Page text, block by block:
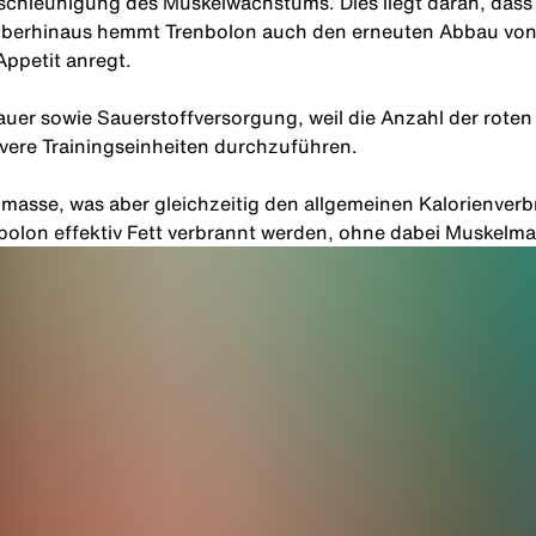
hemmt Trenbolon auch den erneuten Abbau
anregt.
sowie Sauerstoffversorgung, weil die Anzahl der
Trainingseinheiten durchzuführen.
was aber gleichzeitig den allgemeinen
effektiv Fett verbrannt werden, ohne dabei